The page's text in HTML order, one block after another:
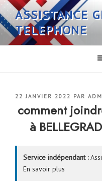
Aller
au
contenu
principal
ASSISTANCE
TELEPHONE
PUBLIÉ
22 JANVIER 2022 PAR
comment
à
Service indépendant :
En savoir plus